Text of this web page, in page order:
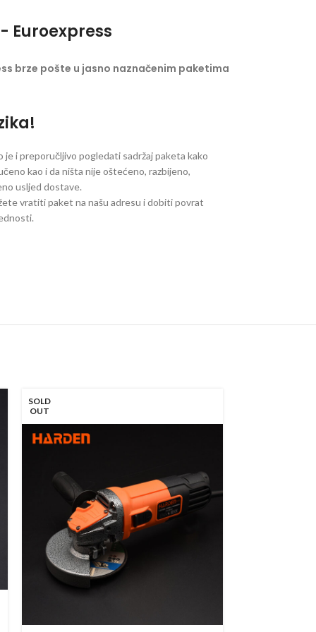
Euroexpress
brze pošte u jasno naznačenim paketima
i preporučljivo pogledati sadržaj paketa kako
kao i da ništa nije oštećeno, razbijeno,
usljed dostave.
vratiti paket na našu adresu i dobiti povrat
SOLD
OUT